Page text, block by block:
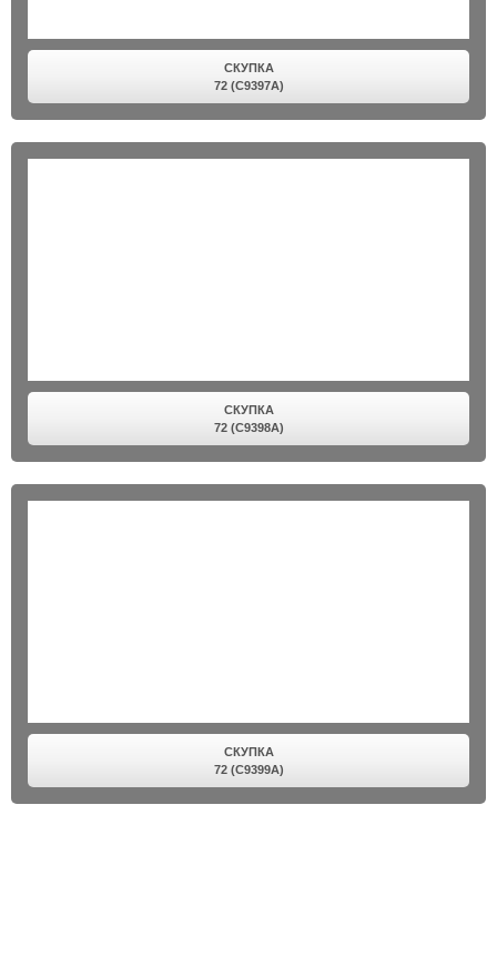
СКУПКА
72 (C9397A)
СКУПКА
72 (C9398A)
СКУПКА
72 (C9399A)